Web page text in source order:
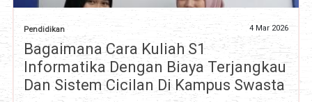
Pendidikan 4 Mar 2026
Bagaimana Cara Kuliah S1
Informatika Dengan Biaya Terjangkau
Dan Sistem Cicilan Di Kampus Swasta